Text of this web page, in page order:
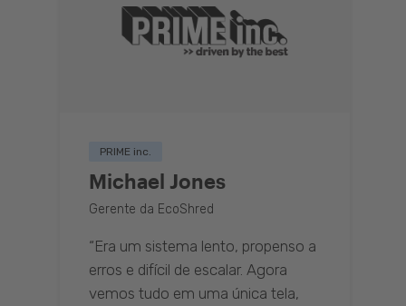
PRIME inc.
Michael Jones
Gerente da EcoShred
“Era um sistema lento, propenso a
erros e difícil de escalar. Agora
vemos tudo em uma única tela,